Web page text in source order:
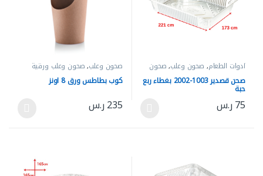
أدوات الطعام, صحون وعلب,صحون
وعلب قصدير
صحن قصدير 1003-2002 بغطاء ربع
حبة
75ر.س
هناك العديد من الأشكال المختلفة لهذا المنتج. يمكن اختيار
صحون وعلب,صحون وعلب ورقية
كوب بطاطس ورق 8 اونز
235ر.س
هناك العديد من الأشكال